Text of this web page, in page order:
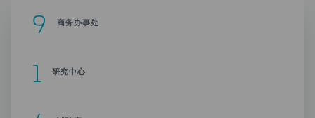
9 商务办事处
1 研究中心